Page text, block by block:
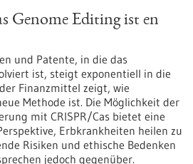
Genome Editing ist en
und Patente, in die das
ist, steigt exponentiell in die
Finanzmittel zeigt, wie
Methode ist. Die Möglichkeit der
mit CRISPR/Cas bietet eine
Erbkrankheiten heilen zu
Risiken und ethische Bedenken
jedoch gegenüber.